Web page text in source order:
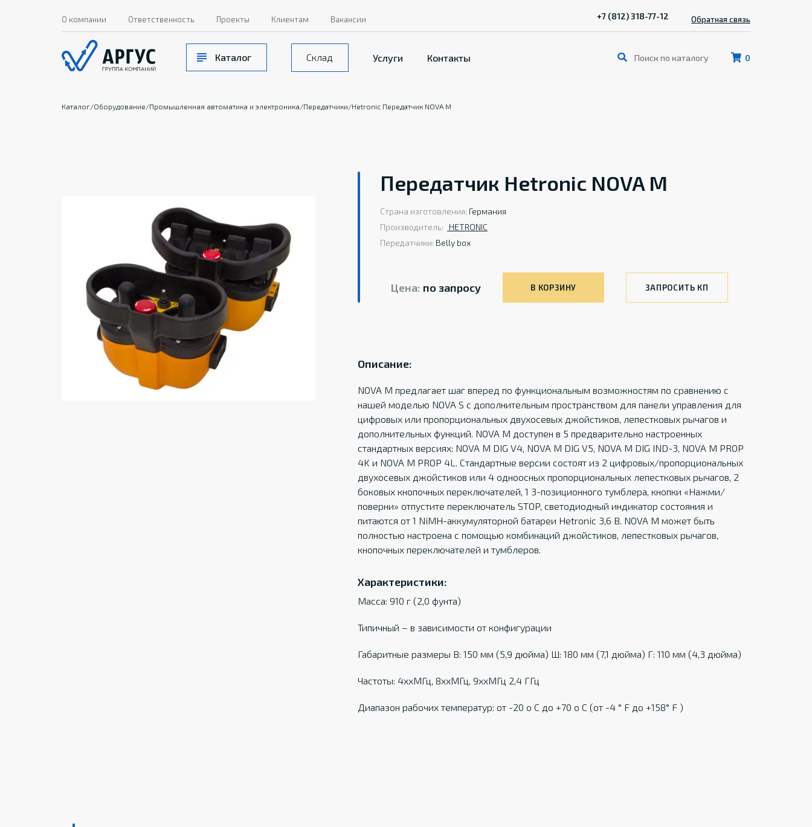
0
Каталог Склад Услуги Контакты
О компании Ответственность Проекты Клиентам Вакансии +7 (812) 318-77-12 Обратная связь
Каталог/Оборудование/Промышленная автоматика и электроника/Передатчики/Hetronic Передатчик NOVA M
Передатчик Hetronic NOVA M
Страна изготовления: Германия
Производитель:
HETRONIС
Передатчики: Belly box
Цена: по запросу В КОРЗИНУ ЗАПРОСИТЬ КП
Описание:
NOVA M предлагает шаг вперед по функциональным возможностям по сравнению с
нашей моделью NOVA S с дополнительным пространством для панели управления для
цифровых или пропорциональных двухосевых джойстиков, лепестковых рычагов и
дополнительных функций. NOVA M доступен в 5 предварительно настроенных
стандартных версиях: NOVA M DIG V4, NOVA M DIG V5, NOVA M DIG IND-3, NOVA M PROP
4K и NOVA M PROP 4L. Стандартные версии состоят из 2 цифровых/пропорциональных
двухосевых джойстиков или 4 одноосных пропорциональных лепестковых рычагов, 2
боковых кнопочных переключателей, 1 3-позиционного тумблера, кнопки «Нажми/
поверни» отпустите переключатель STOP, светодиодный индикатор состояния и
питаются от 1 NiMH-аккумуляторной батареи Hetronic 3,6 В. NOVA M может быть
полностью настроена с помощью комбинаций джойстиков, лепестковых рычагов,
кнопочных переключателей и тумблеров.
Характеристики:
Масса: 910 г (2,0 фунта)
Типичный – в зависимости от конфигурации
Габаритные размеры В: 150 мм (5,9 дюйма) Ш: 180 мм (7,1 дюйма) Г: 110 мм (4,3 дюйма)
Частоты: 4ххМГц, 8ххМГц, 9ххМГц 2,4 ГГц
Диапазон рабочих температур: от -20 о С до +70 о С (от -4 ° F до +158° F )